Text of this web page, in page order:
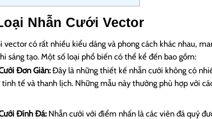
Nhẫn Cưới Vector
vector có rất nhiều kiểu dáng và phong cách khác nhau,
sáng tạo. Một số loại phổ biến có thể kể đến bao gồm:
Đơn Giản:Đây là những thiết kế nhẫn cưới không có
tinh tế và thanh lịch. Những mẫu này thường phù hợp với
Đính Đá:Nhẫn cưới với điểm nhấn là các viên đá quý